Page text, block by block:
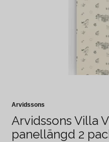
Arvidssons
Arvidssons Villa
panellängd 2